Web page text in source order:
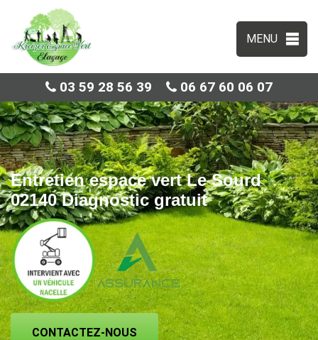
MENU
03 59 28 56 39 06 67 60 06 07
Entretien espace vert Le Sourd
02140 Diagnostic gratuit
CONTACTEZ-NOUS